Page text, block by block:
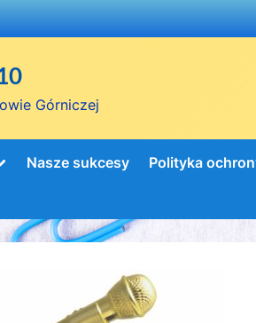
Górniczej
Nasze sukcesy Polityka